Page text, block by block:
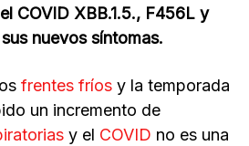
COVID XBB.1.5., F456L y
nuevos síntomas.
frentes fríos y la temporada
un incremento de
y el COVID no es una